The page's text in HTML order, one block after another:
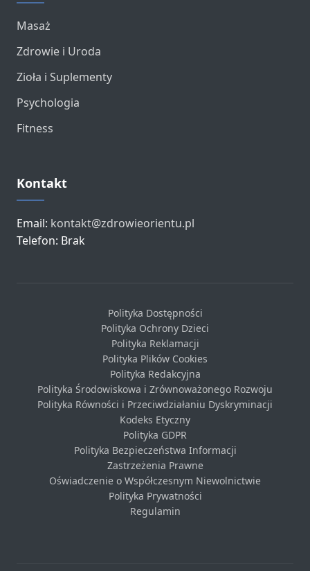
Masaż
Zdrowie i Uroda
Zioła i Suplementy
Psychologia
Fitness
Kontakt
Email: kontakt@zdrowieorientu.pl
Telefon: Brak
Polityka Dostępności
Polityka Ochrony Dzieci
Polityka Reklamacji
Polityka Plików Cookies
Polityka Redakcyjna
Polityka Środowiskowa i Zrównoważonego Rozwoju
Polityka Równości i Przeciwdziałaniu Dyskryminacji
Kodeks Etyczny
Polityka GDPR
Polityka Bezpieczeństwa Informacji
Zastrzeżenia Prawne
Oświadczenie o Współczesnym Niewolnictwie
Polityka Prywatności
Regulamin